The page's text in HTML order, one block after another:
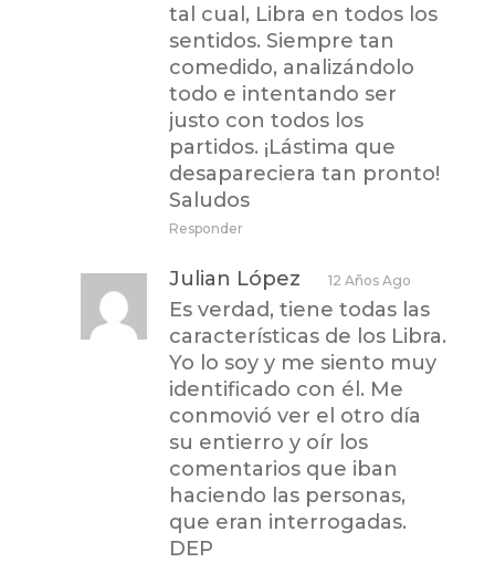
tal cual, Libra en todos los
sentidos. Siempre tan
comedido, analizándolo
todo e intentando ser
justo con todos los
partidos. ¡Lástima que
desapareciera tan pronto!
Saludos
Responder
Julian López 12 Años Ago
Es verdad, tiene todas las
características de los Libra.
Yo lo soy y me siento muy
identificado con él. Me
conmovió ver el otro día
su entierro y oír los
comentarios que iban
haciendo las personas,
que eran interrogadas.
DEP